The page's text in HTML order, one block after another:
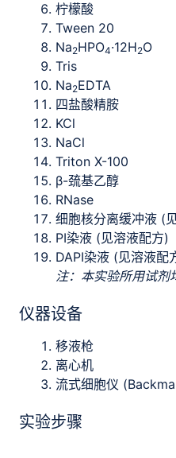
柠檬酸
Tween 20
Na2HPO4·12H2O
Tris
Na2EDTA
四盐酸精胺
KCl
NaCl
Triton X-100
β-巯基乙醇
RNase
细胞核分离缓冲液 (
PI染液 (见溶液配方)
DAPI染液 (见溶液配
注：本实验所用试剂
仪器设备
移液枪
离心机
流式细胞仪
实验步骤